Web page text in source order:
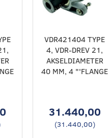
VDR421404 TYPE
4, VDR-DREV 21,
AKSELDIAMETER
40 MM, 4 "'FLANGE
31.440,00
(31.440,00)